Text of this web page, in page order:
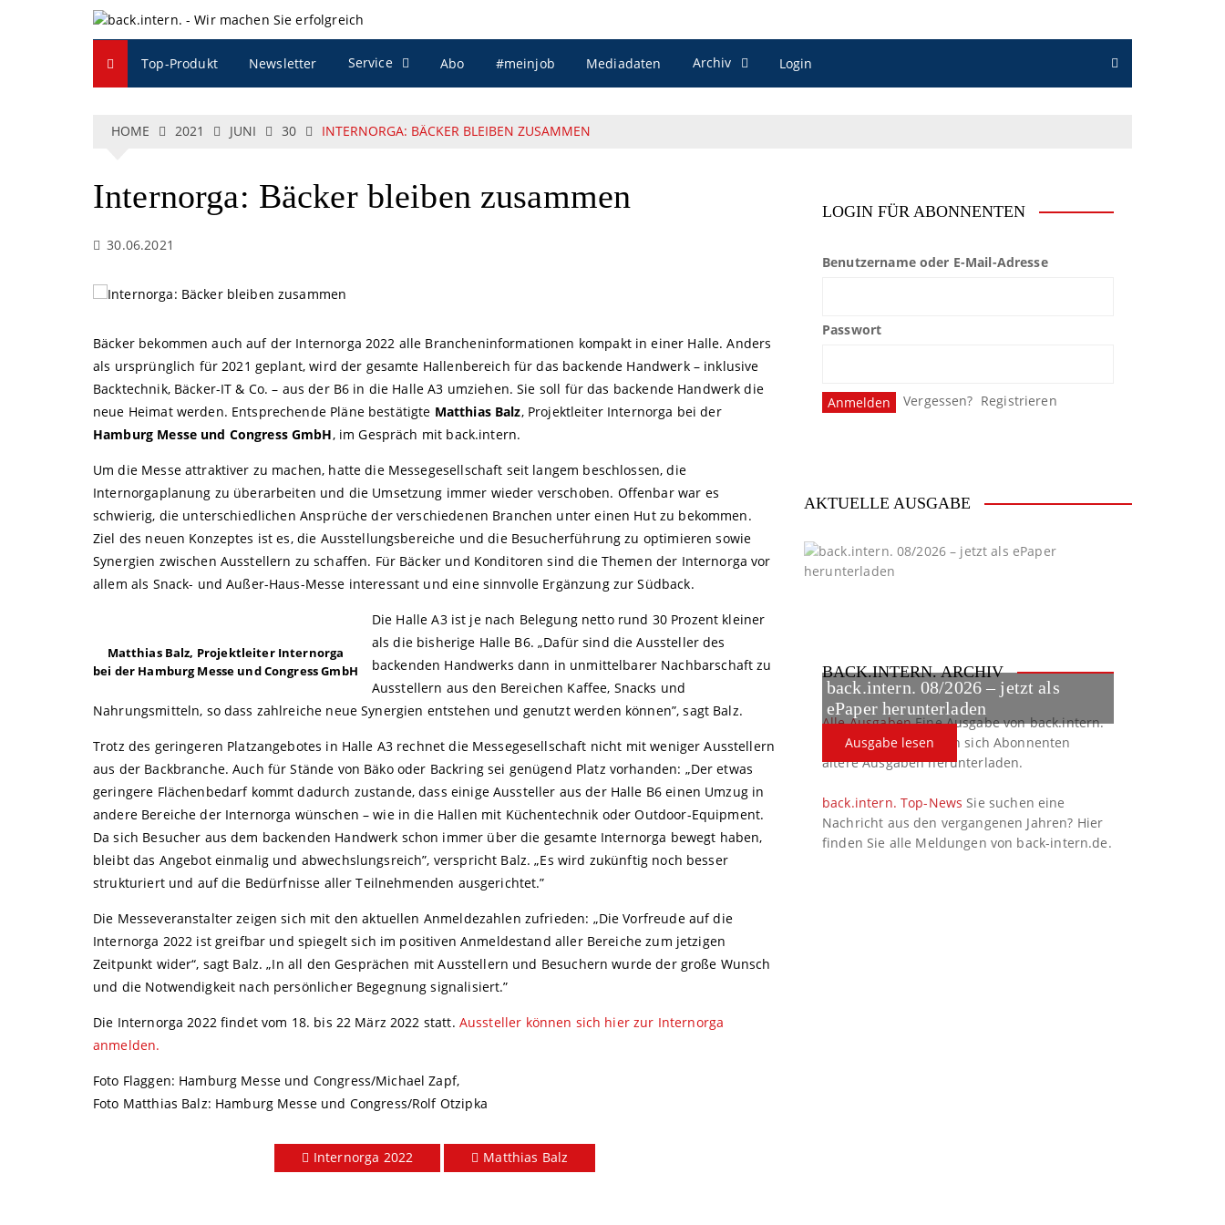
Top-Produkt Newsletter Service Abo #meinjob Mediadaten Archiv Login
HOME 2021 JUNI 30 INTERNORGA: BÄCKER BLEIBEN ZUSAMMEN
Internorga: Bäcker bleiben zusammen
30.06.2021
Bäcker bekommen auch auf der Internorga 2022 alle Brancheninformationen kompakt in einer Halle. Anders
als ursprünglich für 2021 geplant, wird der gesamte Hallenbereich für das backende Handwerk – inklusive
Backtechnik, Bäcker-IT & Co. – aus der B6 in die Halle A3 umziehen. Sie soll für das backende Handwerk die
neue Heimat werden. Entsprechende Pläne bestätigte Matthias Balz, Projektleiter Internorga bei der
Hamburg Messe und Congress GmbH, im Gespräch mit back.intern.
Um die Messe attraktiver zu machen, hatte die Messegesellschaft seit langem beschlossen, die
Internorgaplanung zu überarbeiten und die Umsetzung immer wieder verschoben. Offenbar war es
schwierig, die unterschiedlichen Ansprüche der verschiedenen Branchen unter einen Hut zu bekommen.
Ziel des neuen Konzeptes ist es, die Ausstellungsbereiche und die Besucherführung zu optimieren sowie
Synergien zwischen Ausstellern zu schaffen. Für Bäcker und Konditoren sind die Themen der Internorga vor
allem als Snack- und Außer-Haus-Messe interessant und eine sinnvolle Ergänzung zur Südback.
Matthias Balz, Projektleiter Internorga
bei der Hamburg Messe und Congress GmbH
Die Halle A3 ist je nach Belegung netto rund 30 Prozent kleiner
als die bisherige Halle B6. „Dafür sind die Aussteller des
backenden Handwerks dann in unmittelbarer Nachbarschaft zu
Ausstellern aus den Bereichen Kaffee, Snacks und
Nahrungsmitteln, so dass zahlreiche neue Synergien entstehen und genutzt werden können”, sagt Balz.
Trotz des geringeren Platzangebotes in Halle A3 rechnet die Messegesellschaft nicht mit weniger Ausstellern
aus der Backbranche. Auch für Stände von Bäko oder Backring sei genügend Platz vorhanden: „Der etwas
geringere Flächenbedarf kommt dadurch zustande, dass einige Aussteller aus der Halle B6 einen Umzug in
andere Bereiche der Internorga wünschen – wie in die Hallen mit Küchentechnik oder Outdoor-Equipment.
Da sich Besucher aus dem backenden Handwerk schon immer über die gesamte Internorga bewegt haben,
bleibt das Angebot einmalig und abwechslungsreich”, verspricht Balz. „Es wird zukünftig noch besser
strukturiert und auf die Bedürfnisse aller Teilnehmenden ausgerichtet.”
Die Messeveranstalter zeigen sich mit den aktuellen Anmeldezahlen zufrieden: „Die Vorfreude auf die
Internorga 2022 ist greifbar und spiegelt sich im positiven Anmeldestand aller Bereiche zum jetzigen
Zeitpunkt wider“, sagt Balz. „In all den Gesprächen mit Ausstellern und Besuchern wurde der große Wunsch
und die Notwendigkeit nach persönlicher Begegnung signalisiert.”
Die Internorga 2022 findet vom 18. bis 22 März 2022 statt. Aussteller können sich hier zur Internorga
anmelden.
Foto Flaggen: Hamburg Messe und Congress/Michael Zapf,
Foto Matthias Balz: Hamburg Messe und Congress/Rolf Otzipka
Internorga 2022 Matthias Balz
LOGIN FÜR ABONNENTEN
Benutzername oder E-Mail-Adresse
Passwort
Vergessen? Registrieren
AKTUELLE AUSGABE
back.intern. 08/2026 – jetzt als
ePaper herunterladen
Ausgabe lesen
BACK.INTERN. ARCHIV
Alle AusgabenEine Ausgabe von back.intern.
verpasst? Hier können sich Abonnenten
ältere Ausgaben herunterladen.
back.intern. Top-News Sie suchen eine
Nachricht aus den vergangenen Jahren? Hier
finden Sie alle Meldungen von back-intern.de.